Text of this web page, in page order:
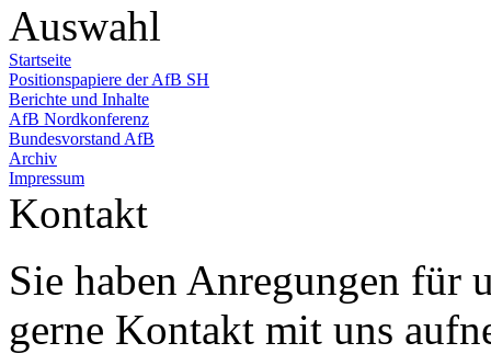
Auswahl
Startseite
Positionspapiere der AfB SH
Berichte und Inhalte
AfB Nordkonferenz
Bundesvorstand AfB
Archiv
Impressum
Kontakt
Sie haben Anregungen für
gerne Kontakt mit uns